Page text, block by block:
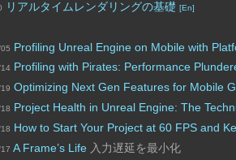
リアルタイムレンダリングの基礎 [En]
Profiling Unreal Engine on Mobile with
Profiling with Pirates: Performance
Optimizing Next Gen Features for Mobile
Project Health in Unreal Engine: The
How to Start Your Project at 60 FPS and
A Frame’s Life入力遅延を最小化